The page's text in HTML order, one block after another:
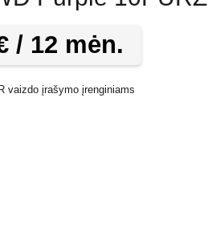
/ 12 mėn.
vaizdo įrašymo įrenginiams